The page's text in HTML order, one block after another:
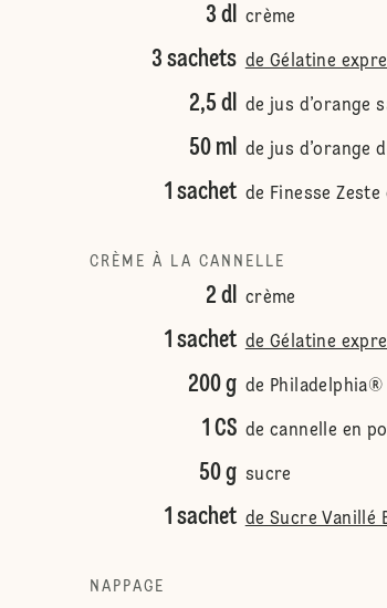
3 dl crème
3 sachets de Gélatine
2,5 dl de jus d’orange
50 ml de jus d’orange
1 sachet de Finesse
CRÈME À LA CANNELLE
2 dl crème
1 sachet de Gélatine
200 g de
1 CS de cannelle en
50 g sucre
1 sachet de Sucre Vanillé
NAPPAGE